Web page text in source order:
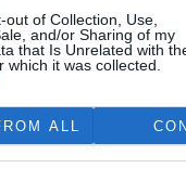
out of Collection, Use,
and/or Sharing of my
that Is Unrelated with
which it was collected.
ALL
asociací na světě
úsilí na sérii televizních
Londýn problém